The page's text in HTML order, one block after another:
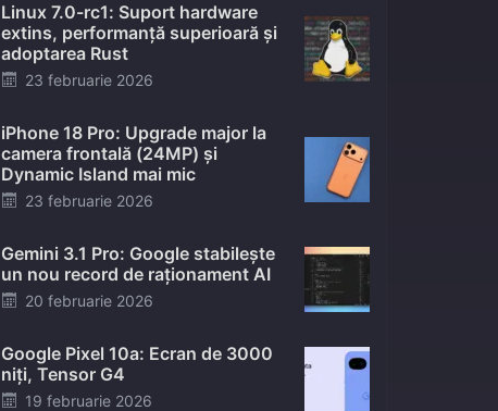
Linux 7.0-rc1: Suport hardware
extins, performanță superioară și
adoptarea Rust
Posted
23 februarie 2026
iPhone 18 Pro: Upgrade major la
camera frontală (24MP) și
Dynamic Island mai mic
Posted
23 februarie 2026
Gemini 3.1 Pro: Google stabilește
un nou record de raționament AI
Posted
20 februarie 2026
Google Pixel 10a: Ecran de 3000
niți, Tensor G4
Posted
19 februarie 2026